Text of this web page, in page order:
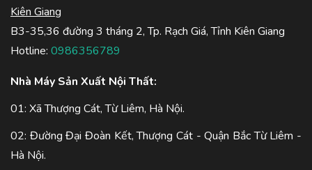
Kiên Giang
B3-35,36 đường 3 tháng 2, Tp. Rạch Giá, Tỉnh Kiên Giang
Hotline: 0986356789
Nhà Máy Sản Xuất Nội Thất:
01: Xã Thượng Cát, Từ Liêm, Hà Nội.
02: Đường Đại Đoàn Kết, Thượng Cát - Quận Bắc Từ Liêm -
Hà Nội.